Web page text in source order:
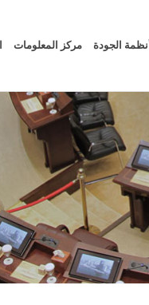
الجودة مركز المعلومات